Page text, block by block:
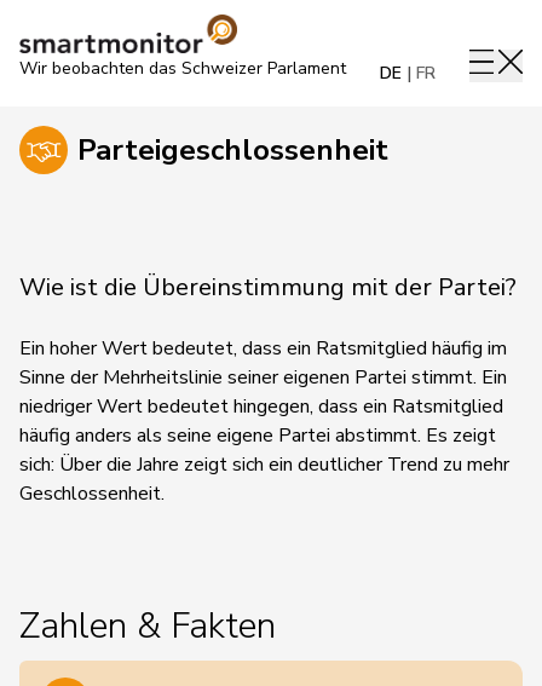
Wir beobachten das Schweizer Parlament DE FR
Parteigeschlossenheit
Wie ist die Übereinstimmung mit der Partei?
Ein hoher Wert bedeutet, dass ein Ratsmitglied häufig im
Sinne der Mehrheitslinie seiner eigenen Partei stimmt. Ein
niedriger Wert bedeutet hingegen, dass ein Ratsmitglied
häufig anders als seine eigene Partei abstimmt. Es zeigt
sich: Über die Jahre zeigt sich ein deutlicher Trend zu mehr
Geschlossenheit.
Zahlen & Fakten